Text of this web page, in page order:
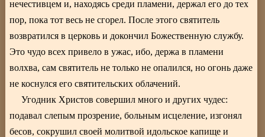
нечестивцем и, находясь среди пламени, держал его до тех
пор, пока тот весь не сгорел. После этого святитель
возвратился в церковь и докончил Божественную службу.
Это чудо всех привело в ужас, ибо, держа в пламени
волхва, сам святитель не только не опалился, но огонь даже
не коснулся его святительских облачений.
Угодник Христов совершил много и других чудес:
подавал слепым прозрение, больным исцеление, изгонял
бесов, сокрушил своей молитвой идольское капище и